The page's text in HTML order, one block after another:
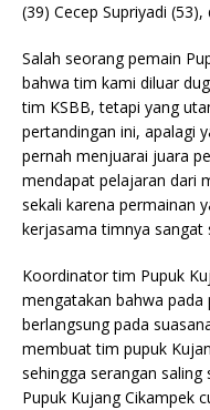
(39) Cecep Supriyadi
Salah seorang pemain
bahwa tim kami diluar
tim KSBB, tetapi yang
pertandingan ini, apalagi
pernah menjuarai juara
mendapat pelajaran dari
sekali karena permainan
kerjasama timnya sangat
Koordinator tim Pupuk
mengatakan bahwa
berlangsung pada
membuat tim pupuk
sehingga serangan
Pupuk Kujang Cikampek